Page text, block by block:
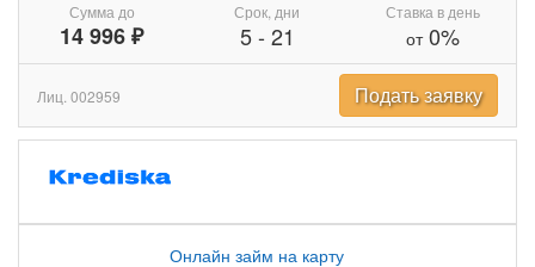
Сумма до
14 996 ₽
Срок, дни
5- 21
Ставка в день
от0%
Лиц. 002959 Подать заявку
Онлайн займ на карту